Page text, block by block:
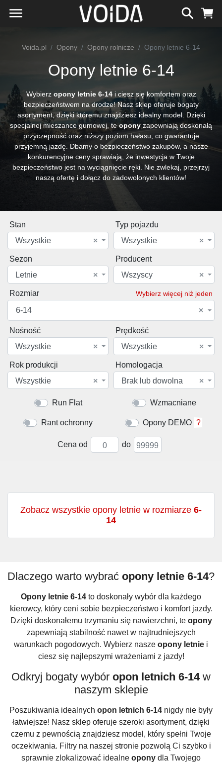
Voida.pl Opony Opony rolnicze Opony letnie 6-14
Opony letnie 6-14
Wybierz opony letnie 6-14i ciesz się komfortem oraz
bezpieczeństwem na drodze! Nasz sklep oferuje bogaty
asortyment, dzięki któremu znajdziesz idealny model. Dzięki
specjalnej mieszance gumowej, teopony zapewniają doskonałą
przyczepność oraz niższy poziom hałasu, co gwarantuje
przyjemną jazdę. Dbamy o bezpieczeństwo zakupów, a nasze
konkurencyjne ceny sprawiają, że inwestycja w Twoje
bezpieczeństwo jest na wyciągnięcie ręki. Nie zwlekaj, przejrzyj
naszą ofertę i dołącz do zadowolonych klientów!
Stan
×
Wszystkie
Typ pojazdu
×
Wszystkie
Sezon
×
Letnie
Producent
×
Wszyscy
Rozmiar Wybierz więcej niż jeden
×
6-14
Nośność
×
Wszystkie
Prędkość
×
Wszystkie
Rok produkcji
×
Wszystkie
Homologacja
×
Brak lub dowolna
Run Flat Wzmacniane
Rant ochronny Opony DEMO ?
Cena od do
Zobacz wszystkie opony letnie w rozmiarze 6-
14
Dlaczego warto wybrać opony letnie 6-14?
Opony letnie 6-14 to doskonały wybór dla każdego
kierowcy, który ceni sobie bezpieczeństwo i komfort jazdy.
Dzięki doskonałemu trzymaniu się nawierzchni, te opony
zapewniają stabilność nawet w najtrudniejszych
warunkach pogodowych. Wybierz nasze opony letnie i
ciesz się najlepszymi wrażeniami z jazdy!
Odkryj bogaty wybór opon letnich 6-14w
naszym sklepie
Poszukiwania idealnych opon letnich 6-14 nigdy nie były
łatwiejsze! Nasz sklep oferuje szeroki asortyment, dzięki
czemu z pewnością znajdziesz model, który spełni Twoje
oczekiwania. Filtry na naszej stronie pozwolą Ci szybko i
sprawnie zlokalizować idealne opony dla Twojego